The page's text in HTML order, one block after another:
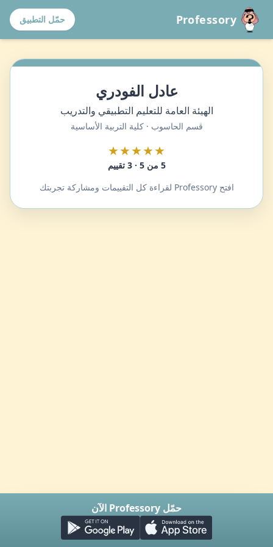
Professory حمّل التطبيق
عادل الفودري
الهيئة العامة للتعليم التطبيقي والتدريب
قسم الحاسوب · كلية التربية الأساسية
★★★★★
5 من 5 · 3 تقييم
افتح Professory لقراءة كل التقييمات ومشاركة تجربتك
حمّل Professory الآن